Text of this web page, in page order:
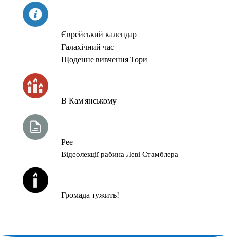
Єврейський календар
Галахічний час
Щоденне вивчення Тори
В Кам'янському
Рее
Відеолекції рабина Леві Стамблера
Громада тужить!